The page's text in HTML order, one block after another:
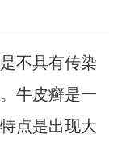
不具有传染
牛皮癣是一
点是出现大